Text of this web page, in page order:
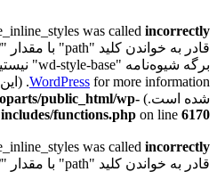
was called incorrectly
برگه شیوه‌نامه "wd-style-base" نیستیم. Please see
WordPress
شده است.) in public_html/wp-
includes/functions.php on line 6170
was called incorrectly